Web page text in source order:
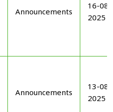
Announcements
16-08-
2025
Announcements
13-08-
2025